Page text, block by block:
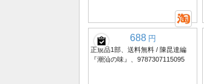
688 円
正規品1部、送料無料 / 陳昆達編
『潮汕の味』、9787307115095